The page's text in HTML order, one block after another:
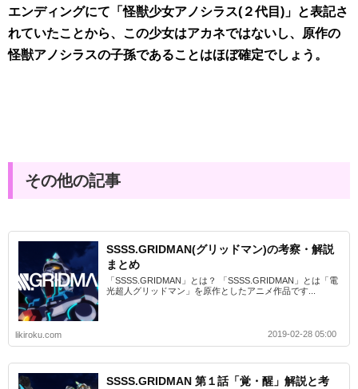
エンディングにて「怪獣少女アノシラス(２代目)」と表記さ
れていたことから、この少女はアカネではないし、原作の
怪獣アノシラスの子孫であることはほぼ確定でしょう。
その他の記事
SSSS.GRIDMAN(グリッドマン)の考察・解説
まとめ
「SSSS.GRIDMAN」とは？ 「SSSS.GRIDMAN」とは「電
光超人グリッドマン」を原作としたアニメ作品です...
likiroku.com 2019-02-28 05:00
SSSS.GRIDMAN 第１話「覚・醒」解説と考